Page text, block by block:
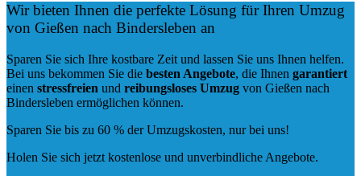
Wir bieten Ihnen die perfekte Lösung für Ihren Umzug
von Gießen nach Bindersleben an
Sparen Sie sich Ihre kostbare Zeit und lassen Sie uns Ihnen helfen.
Bei uns bekommen Sie die besten Angebote, die Ihnen garantiert
einen stressfreien und reibungsloses Umzug von Gießen nach
Bindersleben ermöglichen können.
Sparen Sie bis zu 60 % der Umzugskosten, nur bei uns!
Holen Sie sich jetzt kostenlose und unverbindliche Angebote.